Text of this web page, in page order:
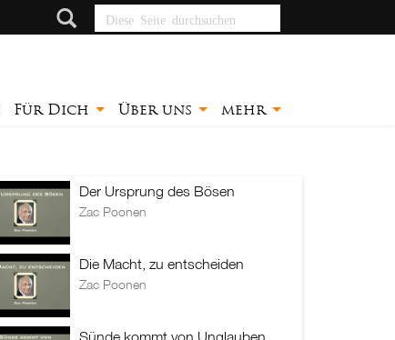
Diese Seite
durchsuchen
Für Dich Über uns mehr
Der Ursprung des Bösen
Zac Poonen
Die Macht, zu entscheiden
Zac Poonen
Sünde kommt von Unglauben